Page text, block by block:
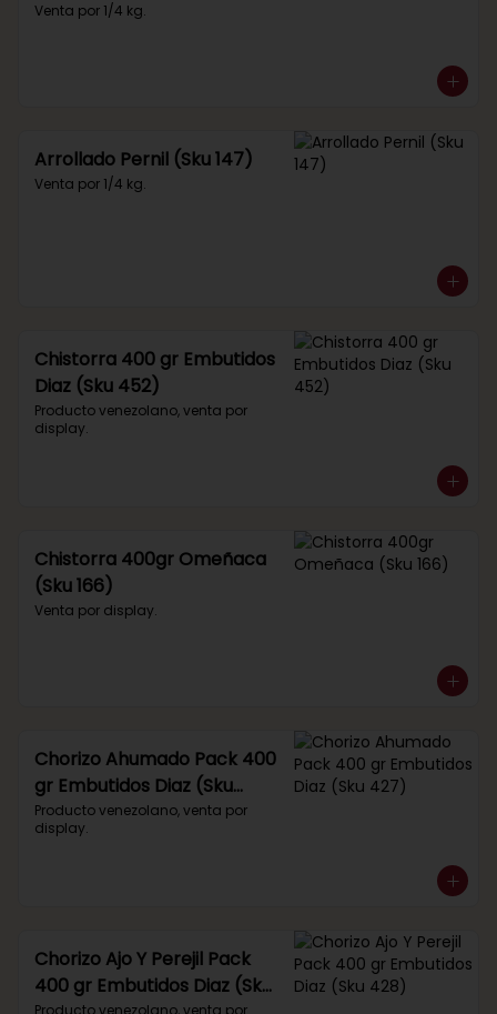
Venta por 1/4 kg.
Arrollado Pernil (Sku 147)
Venta por 1/4 kg.
Chistorra 400 gr Embutidos
Diaz (Sku 452)
Producto venezolano, venta por
display.
Chistorra 400gr Omeñaca
(Sku 166)
Venta por display.
Chorizo Ahumado Pack 400
gr Embutidos Diaz (Sku
427)
Producto venezolano, venta por
display.
Chorizo Ajo Y Perejil Pack
400 gr Embutidos Diaz (Sku
Producto venezolano, venta por